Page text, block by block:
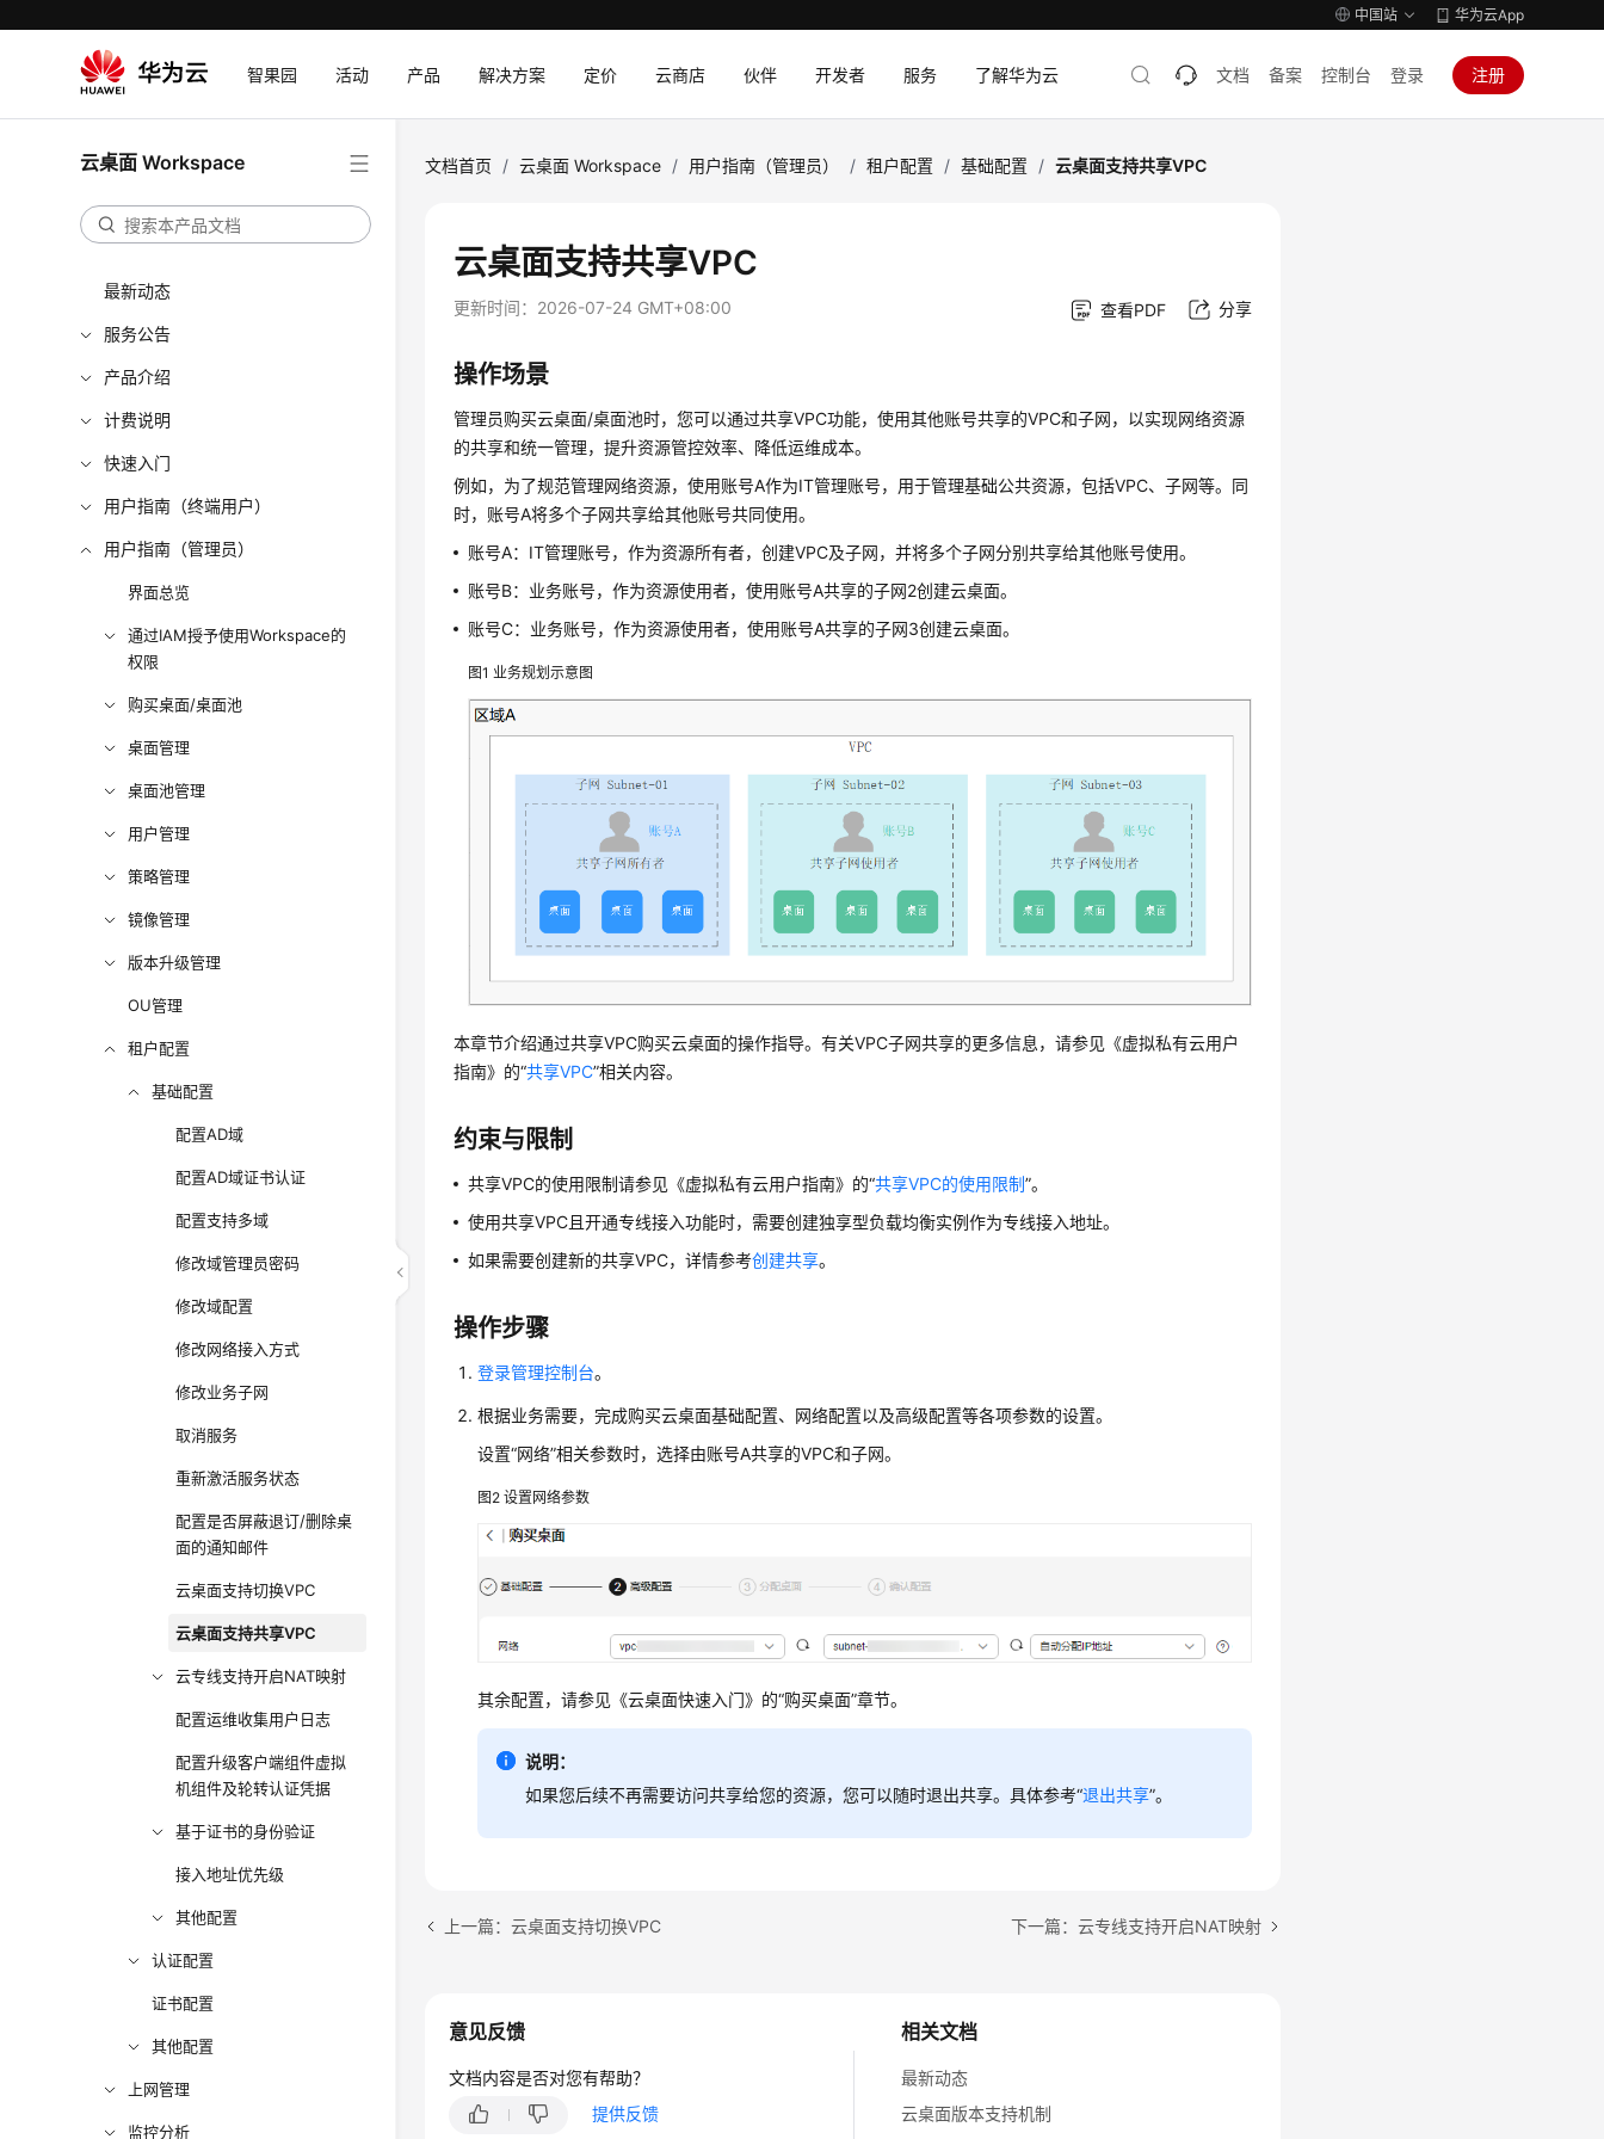
中国站 华为云App
智果园 活动 产品 解决方案 定价 云商店 伙伴 开发者 服务 了解华为云 文档 备案 控制台 登录 注册
云桌面 Workspace
最新动态
服务公告
产品介绍
计费说明
快速入门
用户指南（终端用户）
用户指南（管理员）
界面总览
通过IAM授予使用Workspace的
权限
购买桌面/桌面池
桌面管理
桌面池管理
用户管理
策略管理
镜像管理
版本升级管理
OU管理
租户配置
基础配置
配置AD域
配置AD域证书认证
配置支持多域
修改域管理员密码
修改域配置
修改网络接入方式
修改业务子网
取消服务
重新激活服务状态
配置是否屏蔽退订/删除桌
面的通知邮件
云桌面支持切换VPC
云桌面支持共享VPC
云专线支持开启NAT映射
配置运维收集用户日志
配置升级客户端组件虚拟
机组件及轮转认证凭据
基于证书的身份验证
接入地址优先级
其他配置
认证配置
证书配置
其他配置
上网管理
监控分析
文档首页 / 云桌面 Workspace / 用户指南（管理员） / 租户配置 / 基础配置 / 云桌面支持共享VPC
云桌面支持共享VPC
更新时间： 2026-07-24 GMT+08:00 查看PDF 分享
操作场景
管理员购买云桌面/桌面池时，您可以通过共享VPC功能，使用其他账号共享的VPC和子网，以实现网络资源
的共享和统一管理，提升资源管控效率、降低运维成本。
例如，为了规范管理网络资源，使用账号A作为IT管理账号，用于管理基础公共资源，包括VPC、子网等。同
时，账号A将多个子网共享给其他账号共同使用。
账号A：IT管理账号，作为资源所有者，创建VPC及子网，并将多个子网分别共享给其他账号使用。
账号B：业务账号，作为资源使用者，使用账号A共享的子网2创建云桌面。
账号C：业务账号，作为资源使用者，使用账号A共享的子网3创建云桌面。
图1业务规划示意图
本章节介绍通过共享VPC购买云桌面的操作指导。有关VPC子网共享的更多信息，请参见《虚拟私有云用户
指南》的“共享VPC”相关内容。
约束与限制
共享VPC的使用限制请参见《虚拟私有云用户指南》的“共享VPC的使用限制”。
使用共享VPC且开通专线接入功能时，需要创建独享型负载均衡实例作为专线接入地址。
如果需要创建新的共享VPC，详情参考创建共享。
操作步骤
登录管理控制台。
根据业务需要，完成购买云桌面基础配置、网络配置以及高级配置等各项参数的设置。
设置“网络”相关参数时，选择由账号A共享的VPC和子网。
图2设置网络参数
其余配置，请参见《云桌面快速入门》的“购买桌面”章节。
说明：
如果您后续不再需要访问共享给您的资源，您可以随时退出共享。具体参考“退出共享”。
上一篇：云桌面支持切换VPC 下一篇：云专线支持开启NAT映射
相关文档
最新动态
云桌面版本支持机制
意见反馈
文档内容是否对您有帮助？
提供反馈